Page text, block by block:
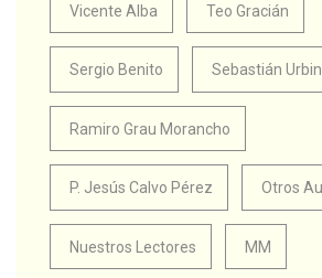
Vicente Alba Teo Gracián
Sergio Benito Sebastián
Ramiro Grau Morancho
P. Jesús Calvo Pérez Otros
Nuestros Lectores MM